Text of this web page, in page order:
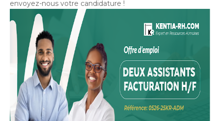
envoyez-nous votre candidature !